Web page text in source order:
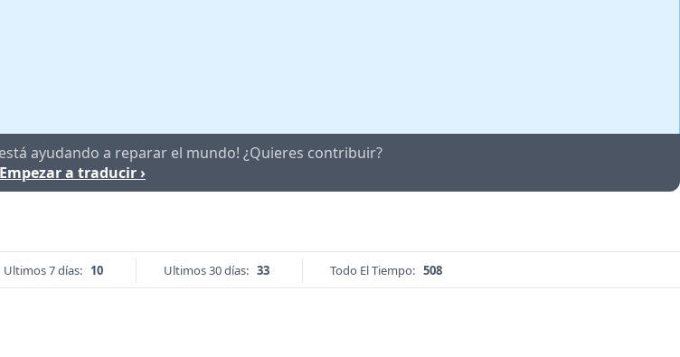
está ayudando a reparar el mundo! ¿Quieres contribuir?
Empezar a traducir ›
Ultimos 7 días: 10 Ultimos 30 días: 33 Todo El Tiempo: 508